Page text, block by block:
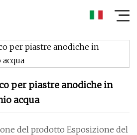
per piastre anodiche in
acqua
del prodotto Esposizione del